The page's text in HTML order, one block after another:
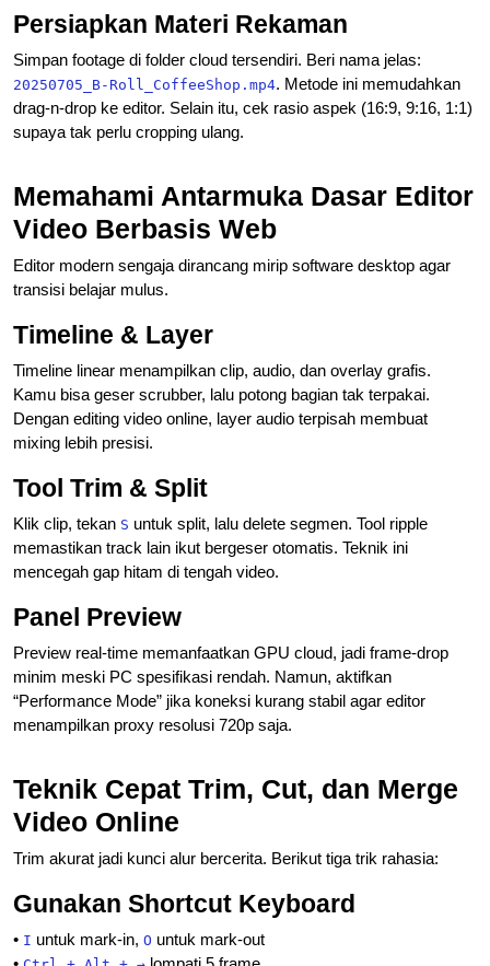
Persiapkan Materi Rekaman
Simpan footage di folder cloud tersendiri. Beri nama jelas:
20250705_B-Roll_CoffeeShop.mp4. Metode ini memudahkan
drag-n-drop ke editor. Selain itu, cek rasio aspek (16:9, 9:16, 1:1)
supaya tak perlu cropping ulang.
Memahami Antarmuka Dasar Editor
Video Berbasis Web
Editor modern sengaja dirancang mirip software desktop agar
transisi belajar mulus.
Timeline & Layer
Timeline linear menampilkan clip, audio, dan overlay grafis.
Kamu bisa geser scrubber, lalu potong bagian tak terpakai.
Dengan editing video online, layer audio terpisah membuat
mixing lebih presisi.
Tool Trim & Split
Klik clip, tekan S untuk split, lalu delete segmen. Tool ripple
memastikan track lain ikut bergeser otomatis. Teknik ini
mencegah gap hitam di tengah video.
Panel Preview
Preview real-time memanfaatkan GPU cloud, jadi frame-drop
minim meski PC spesifikasi rendah. Namun, aktifkan
“Performance Mode” jika koneksi kurang stabil agar editor
menampilkan proxy resolusi 720p saja.
Teknik Cepat Trim, Cut, dan Merge
Video Online
Trim akurat jadi kunci alur bercerita. Berikut tiga trik rahasia:
Gunakan Shortcut Keyboard
• I untuk mark-in, O untuk mark-out